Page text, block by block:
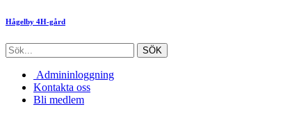
Hågelby 4H-gård
Admininloggning
Kontakta oss
Bli medlem